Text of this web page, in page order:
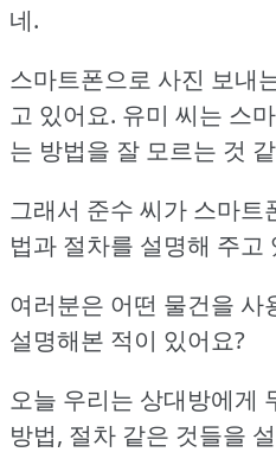
네.
스마트폰으로 사진 보내
고 있어요. 유미 씨는 스
는 방법을 잘 모르는 것
그래서 준수 씨가 스마
법과 절차를 설명해 주고
여러분은 어떤 물건을 사
설명해본 적이 있어요?
오늘 우리는 상대방에게
방법, 절차 같은 것들을